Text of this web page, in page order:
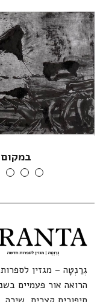
גְרַנְטָה – מגזין
הרואה אור פעמיים